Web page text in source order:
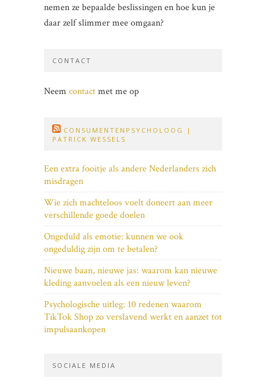
nemen ze bepaalde beslissingen en hoe kun je
daar zelf slimmer mee omgaan?
CONTACT
Neem contactmet me op
CONSUMENTENPSYCHOLOOG |
PATRICK WESSELS
Een extra fooitje als andere Nederlanders zich
misdragen
Wie zich machteloos voelt doneert aan meer
verschillende goede doelen
Ongeduld als emotie: kunnen we ook
ongeduldig zijn om te betalen?
Nieuwe baan, nieuwe jas: waarom kan nieuwe
kleding aanvoelen als een nieuw leven?
Psychologische uitleg: 10 redenen waarom
TikTok Shop zo verslavend werkt en aanzet tot
impulsaankopen
SOCIALE MEDIA